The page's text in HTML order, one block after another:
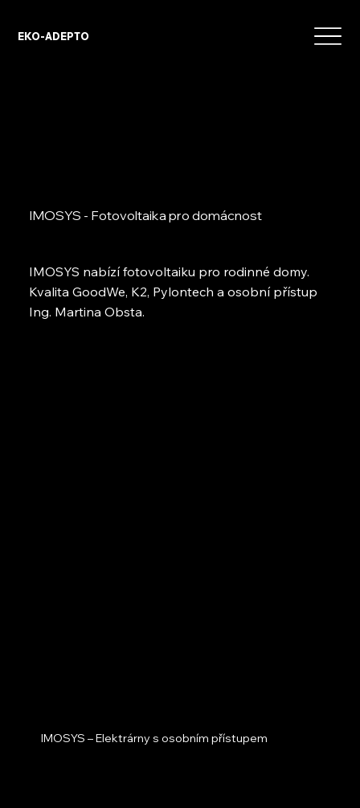
EKO-ADEPTO
IMOSYS - Fotovoltaika pro domácnost
IMOSYS nabízí fotovoltaiku pro rodinné domy.
Kvalita GoodWe, K2, Pylontech a osobní přístup
Ing. Martina Obsta.
IMOSYS – Elektrárny s osobním přístupem